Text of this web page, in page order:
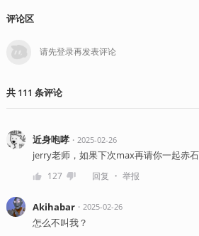
评论区
共 111 条评论
近身咆哮・ 2025-02-26
jerry老师，如果下次max再请你一起赤石
127 回复 ・ 举报
Akihabar・ 2025-02-26
怎么不叫我？